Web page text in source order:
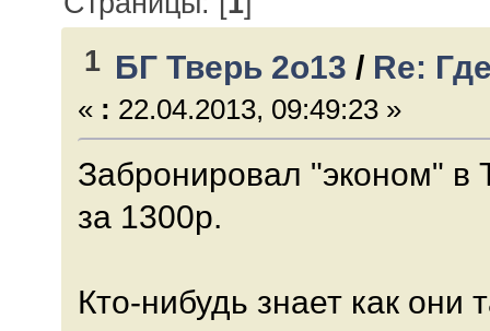
1 БГ Тверь 2о13/ Re:
« : 22.04.2013, 09:49:23 »
Забронировал "эконом" в
за 1300р.
Кто-нибудь знает как